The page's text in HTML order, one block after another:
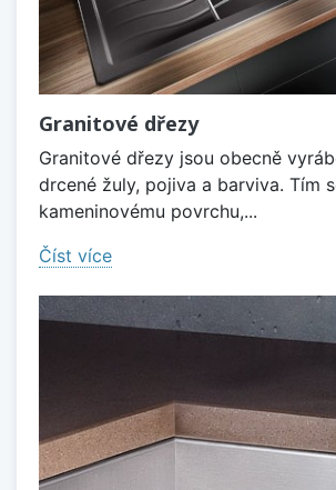
Granitové dřezy
Granitové dřezy jsou obecně
drcené žuly, pojiva a barviva. Tím
kameninovému povrchu,...
Číst více